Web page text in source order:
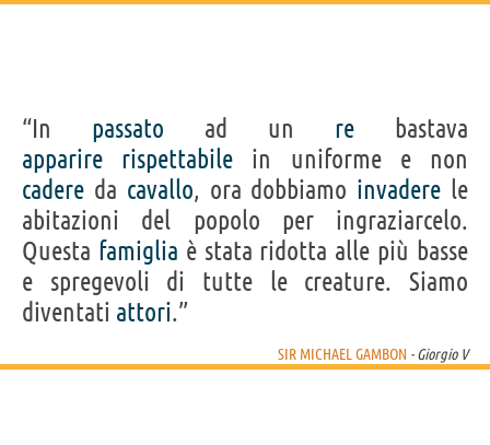
“In passato ad un re bastava
apparire
rispettabile in uniforme e non
cadere da cavallo, ora dobbiamo invadere le
abitazioni del popolo per ingraziarcelo.
Questa famiglia è stata ridotta alle più basse
e spregevoli di tutte le creature. Siamo
diventati attori.”
SIR MICHAEL GAMBON - Giorgio V